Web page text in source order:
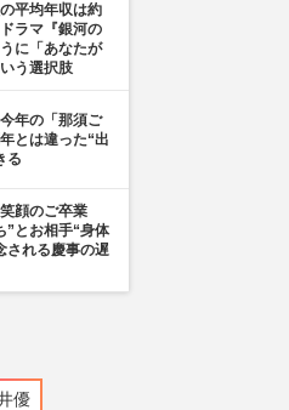
平均年収は約
ラマ『銀河の
に「あなたが
う選択肢
年の「那須ご
とは違った“出
る
顔のご卒業
”とお相手“身体
される慶事の遅
優